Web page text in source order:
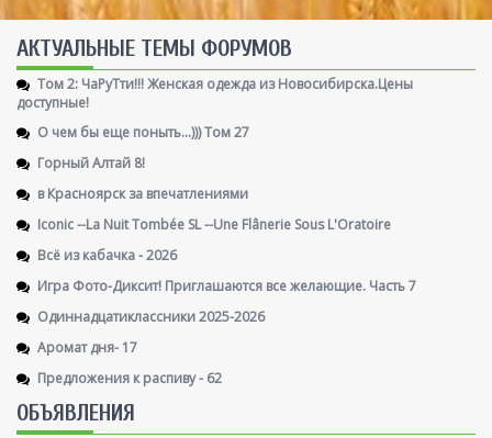
AКТУАЛЬНЫЕ ТЕМЫ ФОРУМОВ
Том 2: ЧаРуТти!!! Женская одежда из Новосибирска.Цены
доступные!
О чем бы еще поныть...))) Том 27
Горный Алтай 8!
в Красноярск за впечатлениями
Iconic --La Nuit Tombée SL --Une Flânerie Sous L'Oratoire
Всё из кабачка - 2026
Игра Фото-Диксит! Приглашаются все желающие. Часть 7
Одиннадцатиклассники 2025-2026
Аромат дня- 17
Предложения к распиву - 62
ОБЪЯВЛЕНИЯ